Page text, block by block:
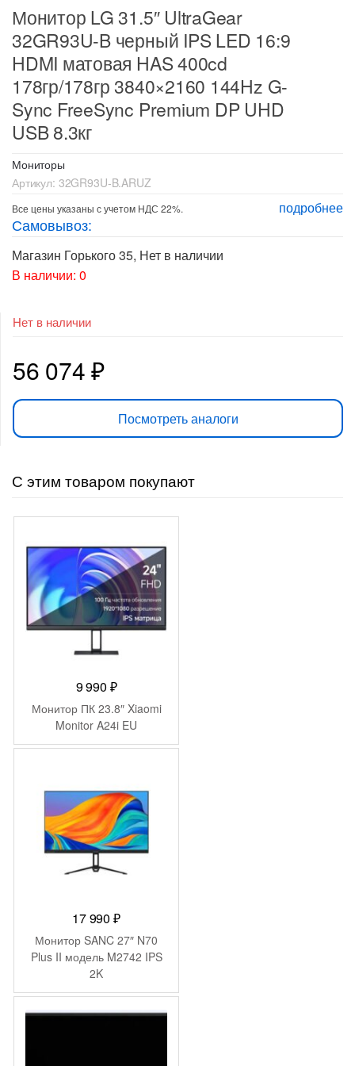
Монитор LG 31.5″ UltraGear
32GR93U-B черный IPS LED 16:9
HDMI матовая HAS 400cd
178гр/178гр 3840×2160 144Hz G-
Sync FreeSync Premium DP UHD
USB 8.3кг
Мониторы
Артикул: 32GR93U-B.ARUZ
подробнее
Все цены указаны с учетом НДС 22%.
Самовывоз:
Магазин Горького 35, Нет в наличии
В наличии: 0
Нет в наличии
56 074₽
Посмотреть аналоги
С этим товаром покупают
9 990 ₽
Монитор ПК 23.8″ Xiaomi
Monitor A24i EU
17 990₽
Монитор SANC 27″ N70
Plus II модель M2742 IPS
2K